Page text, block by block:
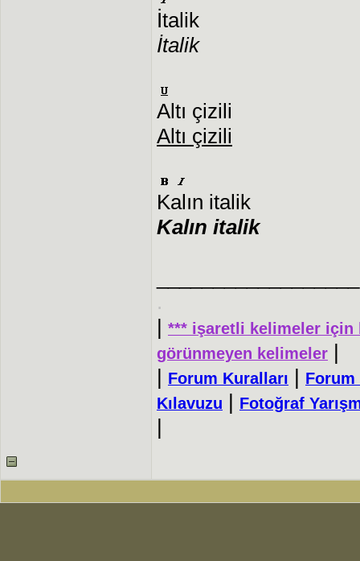
İtalik
İtalik
Altı çizili
Altı çizili
Kalın italik
Kalın italik
.
| *** işaretli kelimeler için
görünmeyen kelimeler |
| Forum Kuralları | Forum
Kılavuzu | Fotoğraf
|